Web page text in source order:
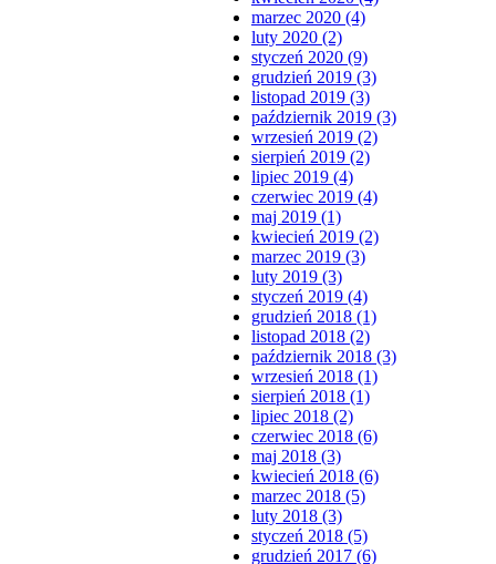
marzec 2020 (4)
luty 2020 (2)
styczeń 2020 (9)
grudzień 2019 (3)
listopad 2019 (3)
październik 2019 (3)
wrzesień 2019 (2)
sierpień 2019 (2)
lipiec 2019 (4)
czerwiec 2019 (4)
maj 2019 (1)
kwiecień 2019 (2)
marzec 2019 (3)
luty 2019 (3)
styczeń 2019 (4)
grudzień 2018 (1)
listopad 2018 (2)
październik 2018 (3)
wrzesień 2018 (1)
sierpień 2018 (1)
lipiec 2018 (2)
czerwiec 2018 (6)
maj 2018 (3)
kwiecień 2018 (6)
marzec 2018 (5)
luty 2018 (3)
styczeń 2018 (5)
grudzień 2017 (6)